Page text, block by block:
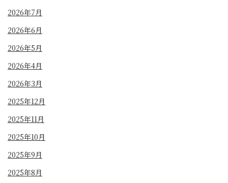
2026年7月
2026年6月
2026年5月
2026年4月
2026年3月
2025年12月
2025年11月
2025年10月
2025年9月
2025年8月